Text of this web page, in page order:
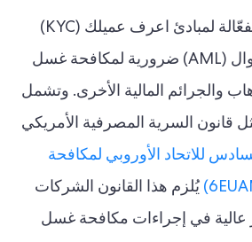
تُعدّ برامج الامتثال الفعّالة لمبادئ اعرف عميلك (KYC)
ومكافحة غسل الأموال (AML) ضرورية لمكافحة غسل
والجرائم المالية الأخرى. وتشمل
قانون السرية المصرفية الأمريكي
للاتحاد الأوروبي لمكافحة
يُلزم هذا القانون الشركات
عالية في إجراءات مكافحة غسل